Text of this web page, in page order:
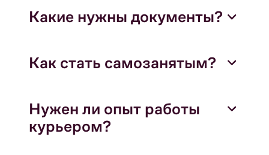
Какие нужны документы?
Как стать самозанятым?
Нужен ли опыт работы
курьером?